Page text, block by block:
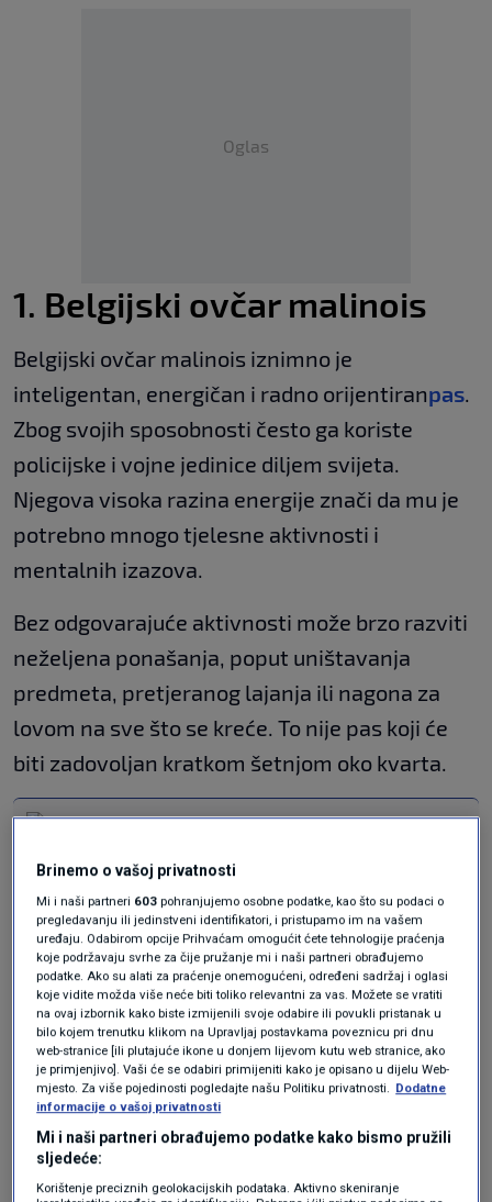
Oglas
1. Belgijski ovčar malinois
Belgijski ovčar malinois iznimno je
inteligentan, energičan i radno orijentiranpas.
Zbog svojih sposobnosti često ga koriste
policijske i vojne jedinice diljem svijeta.
Njegova visoka razina energije znači da mu je
potrebno mnogo tjelesne aktivnosti i
mentalnih izazova.
Bez odgovarajuće aktivnosti može brzo razviti
neželjena ponašanja, poput uništavanja
predmeta, pretjeranog lajanja ili nagona za
lovom na sve što se kreće. To nije pas koji će
biti zadovoljan kratkom šetnjom oko kvarta.
7 pasmina pasa koje se smatraju
što im se nađe na putu)
N1 kviz / Koliko dobro poznajete
pasmine pasa?
LJUBIMCI|13. lip.
Ova pasmina zahtijeva dosljedan odgoj od
najranije dobi. Vlasnik mora znati postaviti
jasna pravila i ustrajati u njima. Nedosljednost
može dovesti do problema u ponašanju, piše
metropolitan.si.
Brinemo o vašoj privatnosti
Mi i naši partneri 603 pohranjujemo osobne podatke, kao što su podaci o
pregledavanju ili jedinstveni identifikatori, i pristupamo im na vašem
uređaju. Odabirom opcije Prihvaćam omogućit ćete tehnologije praćenja
koje podržavaju svrhe za čije pružanje mi i naši partneri obrađujemo
podatke. Ako su alati za praćenje onemogućeni, određeni sadržaj i oglasi
koje vidite možda više neće biti toliko relevantni za vas. Možete se vratiti
na ovaj izbornik kako biste izmijenili svoje odabire ili povukli pristanak u
bilo kojem trenutku klikom na Upravljaj postavkama poveznicu pri dnu
web-stranice [ili plutajuće ikone u donjem lijevom kutu web stranice, ako
je primjenjivo]. Vaši će se odabiri primijeniti kako je opisano u dijelu Web-
mjesto. Za više pojedinosti pogledajte našu Politiku privatnosti. Dodatne
informacije o vašoj privatnosti
Mi i naši partneri obrađujemo podatke kako bismo pružili
sljedeće:
Korištenje preciznih geolokacijskih podataka. Aktivno skeniranje